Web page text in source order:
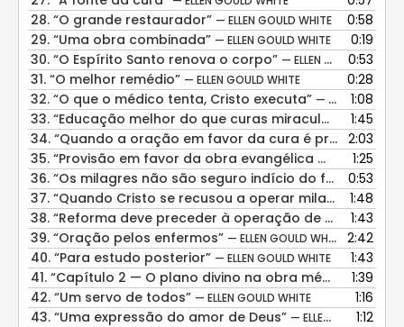
28. “O grande restaurador” — ELLEN GOULD WHITE
0:58
29. “Uma obra combinada” — ELLEN GOULD WHITE
0:19
30. “O Espírito Santo renova o corpo” — ELLEN GOULD WHITE
0:53
31. “O melhor remédio” — ELLEN GOULD WHITE
0:28
32. “O que o médico tenta, Cristo executa” — ELLEN GOULD WHITE
1:08
33. “Educação melhor do que curas miraculosas” —
1:45
34. “Quando a oração em favor da cura é presunção”
2:03
35. “Provisão em favor da obra evangélica médico-missionária”
1:25
36. “Os milagres não são seguro indício do favor de Deus”
0:53
37. “Quando Cristo se recusou a operar milagres” —
1:48
38. “Reforma deve preceder à operação de milagres”
1:43
39. “Oração pelos enfermos” — ELLEN GOULD WHITE
2:42
40. “Para estudo posterior” — ELLEN GOULD WHITE
1:43
41. “Capítulo 2 — O plano divino na obra médico-missionária”
1:39
42. “Um servo de todos” — ELLEN GOULD WHITE
1:16
43. “Uma expressão do amor de Deus” — ELLEN GOULD WHITE
1:12